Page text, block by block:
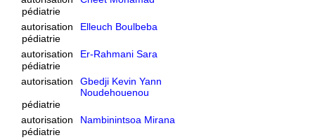
pédiatrie
autorisation
Elleuch Boulbeba
pédiatrie
autorisation
Er-Rahmani Sara
pédiatrie
autorisation
Gbedji Kevin Yann
Noudehouenou
pédiatrie
autorisation
Nambinintsoa Mirana
pédiatrie